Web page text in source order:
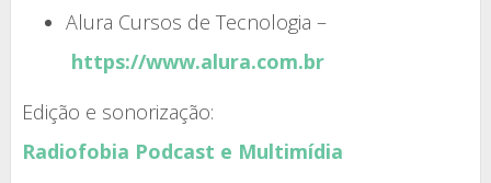
Alura Cursos de Tecnologia –
https://www.alura.com.br
Edição e sonorização:
Radiofobia Podcast e Multimídia